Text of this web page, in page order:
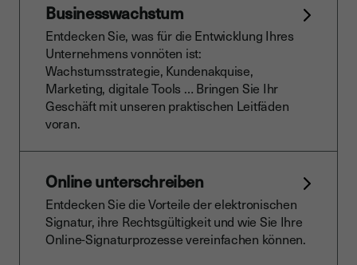
Businesswachstum
Entdecken Sie, was für die Entwicklung Ihres
Unternehmens vonnöten ist:
Wachstumsstrategie, Kundenakquise,
Marketing, digitale Tools … Bringen Sie Ihr
Geschäft mit unseren praktischen Leitfäden
voran.
Online unterschreiben
Entdecken Sie die Vorteile der elektronischen
Signatur, ihre Rechtsgültigkeit und wie Sie Ihre
Online-Signaturprozesse vereinfachen können.